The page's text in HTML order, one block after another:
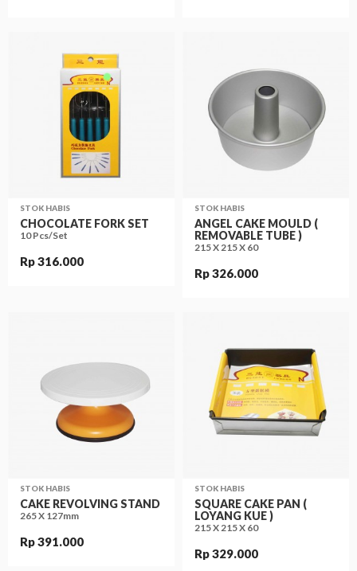
STOK HABIS
CHOCOLATE FORK SET
10 Pcs/Set
Rp 316.000
STOK HABIS
ANGEL CAKE MOULD (
REMOVABLE TUBE )
215 X 215 X 60
Rp 326.000
STOK HABIS
CAKE REVOLVING STAND
265 X 127mm
Rp 391.000
STOK HABIS
SQUARE CAKE PAN (
LOYANG KUE )
215 X 215 X 60
Rp 329.000